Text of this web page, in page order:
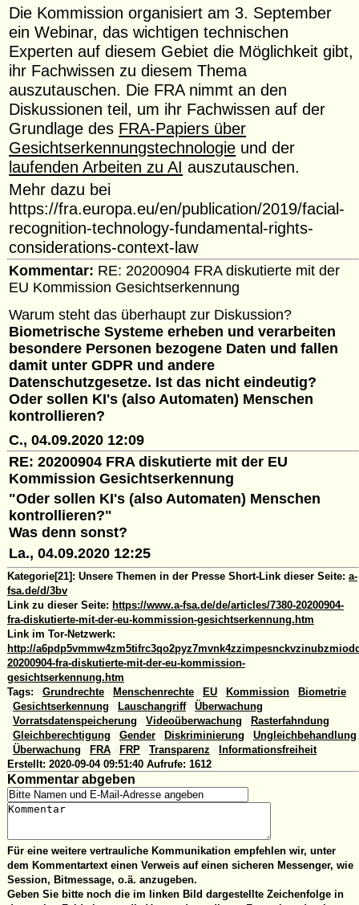
Die Kommission organisiert am 3. September
ein Webinar, das wichtigen technischen
Experten auf diesem Gebiet die Möglichkeit gibt,
ihr Fachwissen zu diesem Thema
auszutauschen. Die FRA nimmt an den
Diskussionen teil, um ihr Fachwissen auf der
Grundlage des FRA-Papiers über
Gesichtserkennungstechnologie und der
laufenden Arbeiten zu AI auszutauschen.
Mehr dazu bei
https://fra.europa.eu/en/publication/2019/facial-
recognition-technology-fundamental-rights-
considerations-context-law
Kommentar: RE: 20200904 FRA diskutierte mit der
EU Kommission Gesichtserkennung
Warum steht das überhaupt zur Diskussion?
Biometrische Systeme erheben und verarbeiten
besondere Personen bezogene Daten und fallen
damit unter GDPR und andere
Datenschutzgesetze. Ist das nicht eindeutig?
Oder sollen KI's (also Automaten) Menschen
kontrollieren?
C., 04.09.2020 12:09
RE: 20200904 FRA diskutierte mit der EU
Kommission Gesichtserkennung
"Oder sollen KI's (also Automaten) Menschen
kontrollieren?"
Was denn sonst?
La., 04.09.2020 12:25
Kategorie[21]: Unsere Themen in der Presse Short-Link dieser Seite: a-
fsa.de/d/3bv
Link zu dieser Seite: https://www.a-fsa.de/de/articles/7380-20200904-
fra-diskutierte-mit-der-eu-kommission-gesichtserkennung.htm
Link im Tor-Netzwerk:
http://
20200904-fra-diskutierte-mit-der-eu-kommission-
gesichtserkennung.htm
Tags:
Grundrechte Menschenrechte EU Kommission
Biometrie
Gesichtserkennung Lauschangriff
Überwachung
Vorratsdatenspeicherung Videoüberwachung
Rasterfahndung
Gleichberechtigung Gender Diskriminierung
Ungleichbehandlung
Überwachung FRA FRP Transparenz
Informationsfreiheit
Erstellt: 2020-09-04 09:51:40 Aufrufe: 1612
Kommentar abgeben
Für eine weitere vertrauliche Kommunikation empfehlen wir, unter
dem Kommentartext einen Verweis auf einen sicheren Messenger, wie
Session, Bitmessage, o.ä. anzugeben.
Geben Sie bitte noch die im linken Bild dargestellte Zeichenfolge in